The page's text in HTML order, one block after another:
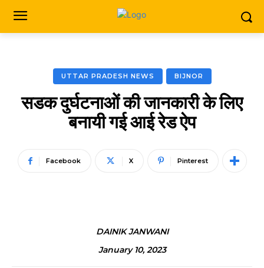
UTTAR PRADESH NEWS BIJNOR
सडक दुर्घटनाओं की जानकारी के लिए
बनायी गई आई रेड ऐप
Facebook X Pinterest
DAINIK JANWANI
January 10, 2023